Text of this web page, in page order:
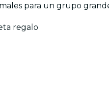
para un grupo
regalo